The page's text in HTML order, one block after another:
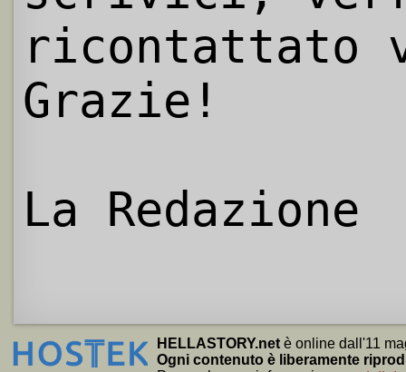
ricontattato
Grazie!
La Redazione
HELLASTORY.net è online dall'11
Ogni contenuto è liberamente